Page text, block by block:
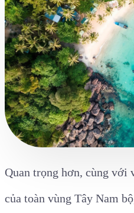
Quan trọng hơn, cùng với
của toàn vùng Tây Nam